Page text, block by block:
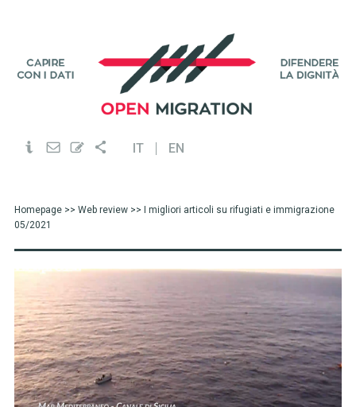
IT EN
Homepage>> Web review>> I migliori articoli su rifugiati e immigrazione
05/2021